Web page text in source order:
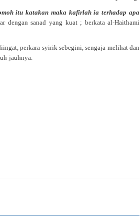
itu katakan maka kafirlah ia terhadap apa
dengan sanad yang kuat ; berkata al-Haithami
perkara syirik sebegini, sengaja melihat dan
jauhnya.